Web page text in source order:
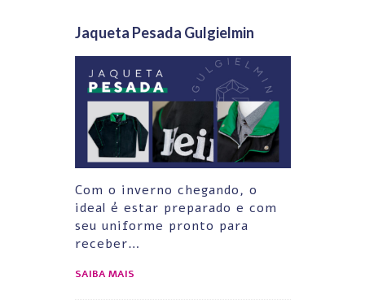
Jaqueta Pesada Gulgielmin
Com o inverno chegando, o
ideal é estar preparado e com
seu uniforme pronto para
receber…
SAIBA MAIS